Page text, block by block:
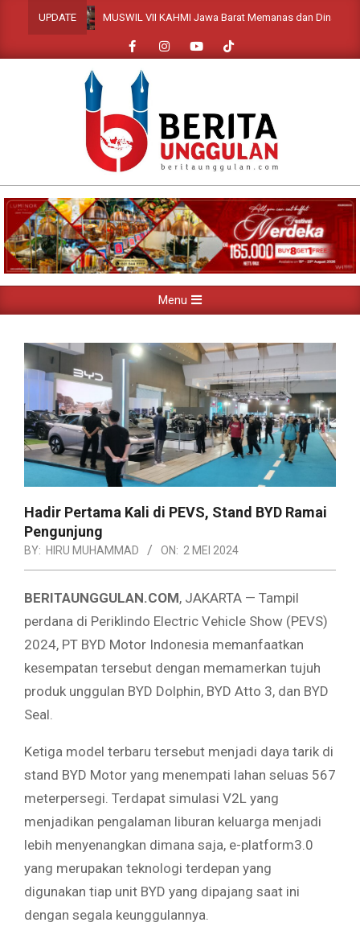
UPDATEMUSWIL VII KAHMI Jawa Barat Memanas dan Dinamis, Tujuh
Navigation
Menu
Hadir Pertama Kali di PEVS, Stand BYD Ramai
Pengunjung
BY: HIRU MUHAMMAD ON: 2 MEI 2024
BERITAUNGGULAN.COM, JAKARTA — Tampil
perdana di Periklindo Electric Vehicle Show (PEVS)
2024, PT BYD Motor Indonesia memanfaatkan
kesempatan tersebut dengan memamerkan tujuh
produk unggulan BYD Dolphin, BYD Atto 3, dan BYD
Seal.
Ketiga model terbaru tersebut menjadi daya tarik di
stand BYD Motor yang menempati lahan seluas 567
meterpersegi. Terdapat simulasi V2L yang
menjadikan pengalaman liburan keluarga menjadi
lebih menyenangkan dimana saja, e-platform3.0
yang merupakan teknologi terdepan yang
digunakan tiap unit BYD yang dipajang saat ini
dengan segala keunggulannya.